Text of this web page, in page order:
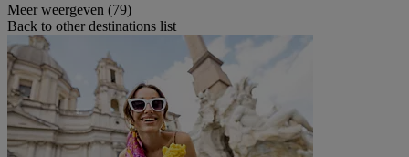
Meer weergeven (79)
Back to other destinations list